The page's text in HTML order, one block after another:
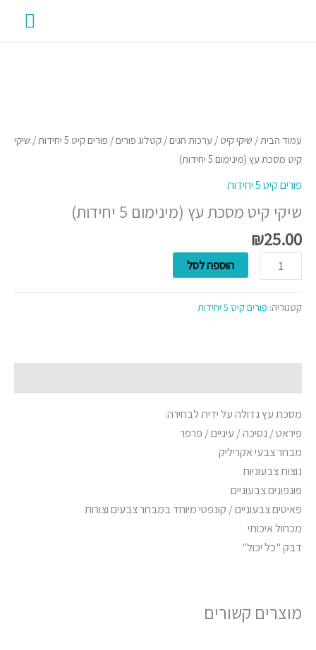
עמוד הבית/ שיקי קיט / ערכות חגים/ קטלוג פורים/ פורים קיט 5 יחידות
/ שיקי
קיט מסכת עץ (מינימום 5 יחידות)
פורים קיט 5 יחידות
שיקי קיט מסכת עץ (מינימום 5 יחידות)
₪25.00
שיקי
קיט
עץ
(מינימום
5
יחידות)
הוספה לסל
קטגוריה: פורים קיט 5 יחידות
מסכת עץ גדולה על ידית לבחירה:
פיראט / נסיכה / עיניים / פרפר
מבחר צבעי אקריליק
נוצות צבעוניות
פונפונים צבעוניים
פאיטים צבעוניים / קונפטי מיוחד במבחר צבעים וצורות
מכחול איכותי
דבק "כל יכול"
מוצרים קשורים